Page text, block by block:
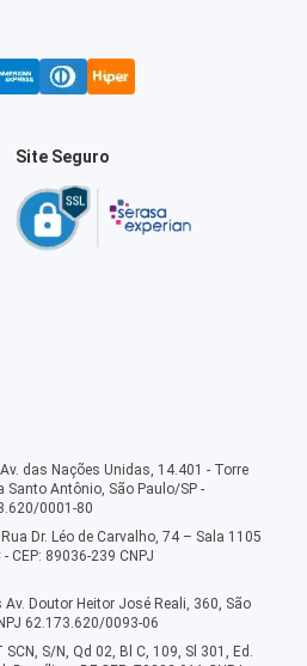
Site Seguro
das Nações Unidas, 14.401 - Torre
Santo Antônio, São Paulo/SP -
0001-80
Dr. Léo de Carvalho, 74 – Sala 1105
CEP: 89036-239 CNPJ
Doutor Heitor José Reali, 360, São
62.173.620/0093-06
S/N, Qd 02, Bl C, 109, Sl 301, Ed.